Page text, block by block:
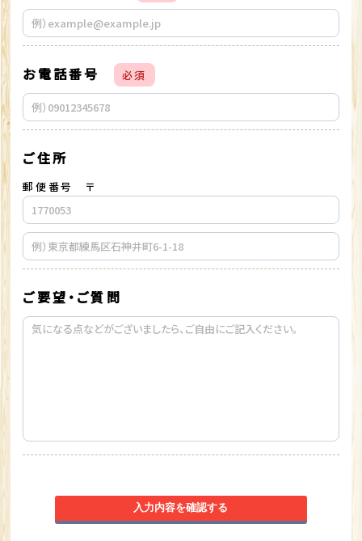
お電話番号 必須
ご住所
郵便番号 〒
ご要望・ご質問
入力内容を確認する